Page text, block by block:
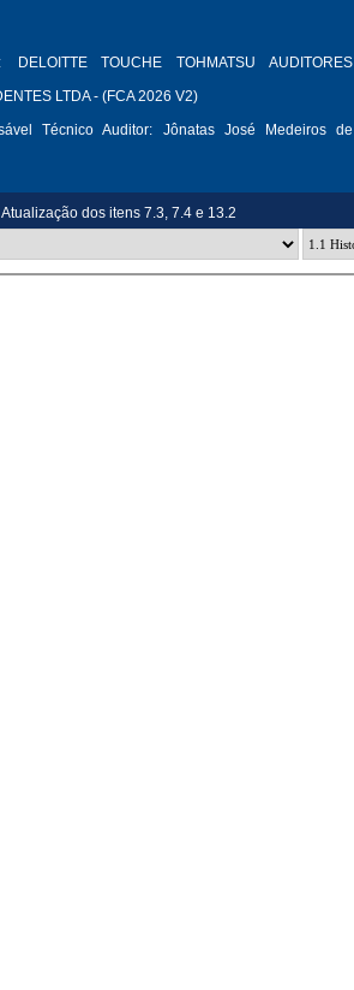
DELOITTE TOUCHE TOHMATSU AUDITORES
LTDA - (FCA 2026 V2)
Técnico Auditor:
Jônatas José Medeiros de
Atualização dos itens 7.3, 7.4 e 13.2